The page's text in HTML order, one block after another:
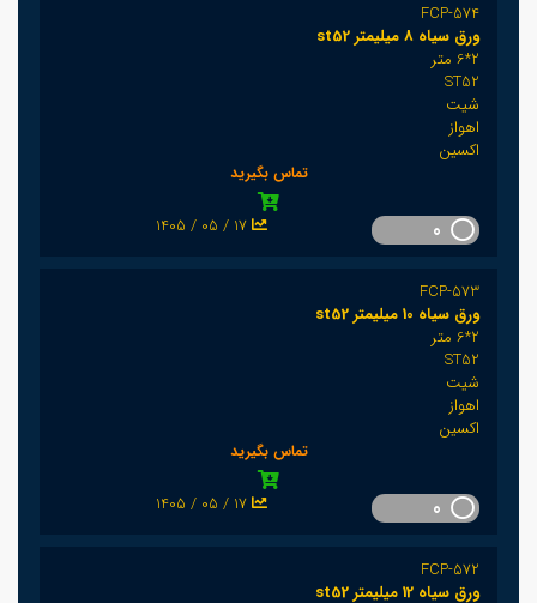
FCP-574
ورق سیاه 8 میلیمتر st52
2*6 متر
ST52
شیت
اهواز
اکسین
تماس بگیرید
1405 / 05 / 17
FCP-573
ورق سیاه 10 میلیمتر st52
2*6 متر
ST52
شیت
اهواز
اکسین
تماس بگیرید
1405 / 05 / 17
FCP-572
ورق سیاه 12 میلیمتر st52